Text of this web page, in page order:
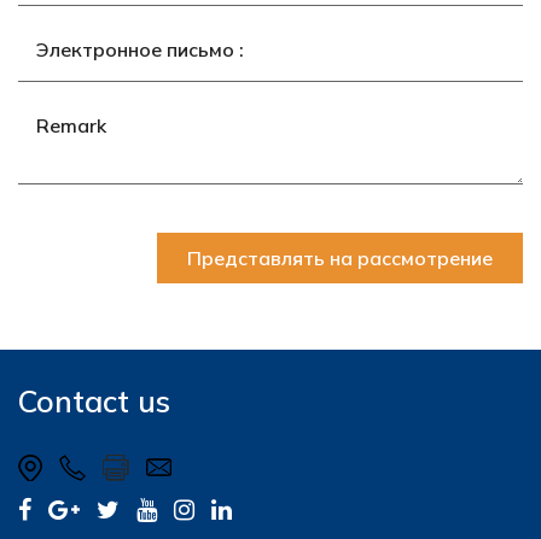
Представлять на рассмотрение
Contact us